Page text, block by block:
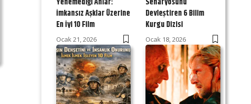
İmkansız Aşklar Üzerine
En İyi 10 Film
Ocak 21, 2026
Devleştiren 6 Bilim
Kurgu Dizisi
Ocak 18, 2026